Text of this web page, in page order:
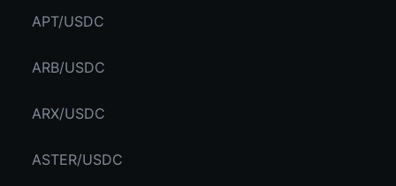
APT/USDC
ARB/USDC
ARX/USDC
ASTER/USDC